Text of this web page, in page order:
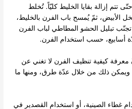
تتم إزالة بقايا الخليط كليّاً. تُخلط
الأبيض، ثمّ يُمسح باب الفرن بالخليط،
تبليل الحشو المطاطي لباب الفرن
أسابيع، حسب استخدام الفرن.
كيفية تنظيف الفرن لا تغني عن
ويمكن ذلك من خلال عدّة طرق، ومنها ما
غطاء الصينية، أو استخدام القصدير في